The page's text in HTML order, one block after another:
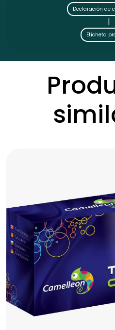
Declaración de
|
Eticheta